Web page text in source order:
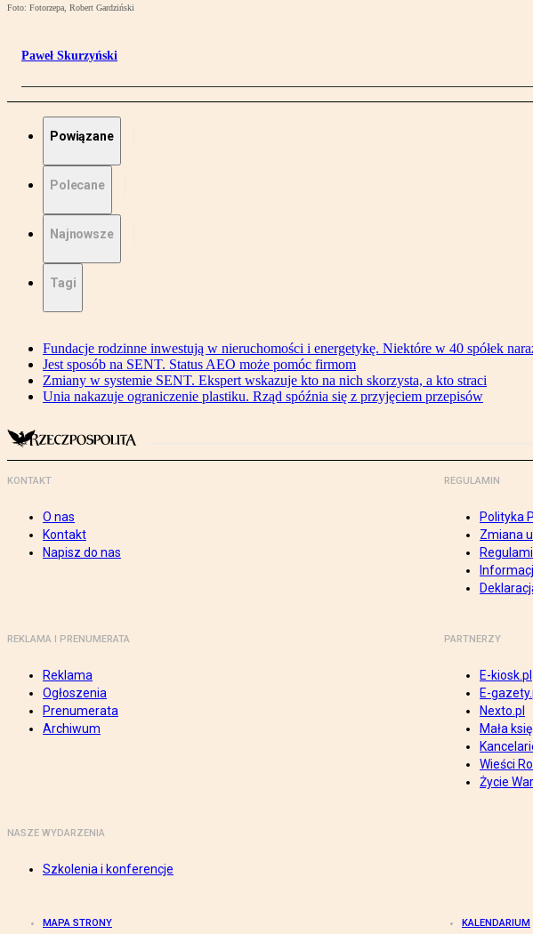
Foto: Fotorzepa, Robert Gardziński
Paweł Skurzyński
Powiązane
Polecane
Najnowsze
Tagi
Fundacje rodzinne inwestują w nieruchomości i energetykę. Niektóre w 40 spółek
Jest sposób na SENT. Status AEO może pomóc firmom
Zmiany w systemie SENT. Ekspert wskazuje kto na nich skorzysta, a kto straci
Unia nakazuje ograniczenie plastiku. Rząd spóźnia się z przyjęciem przepisów
KONTAKT
O nas
Kontakt
Napisz do nas
REGULAMIN
Polityka
Zmiana
REKLAMA I PRENUMERATA
Reklama
Ogłoszenia
Prenumerata
Archiwum
PARTNERZY
E-kiosk.pl
E-
Nexto.pl
Mała
Wieści
Życie
NASZE WYDARZENIA
Szkolenia i konferencje
MAPA STRONY KALENDARIUM